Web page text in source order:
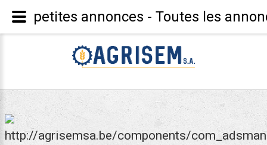
petites annonces - Toutes les